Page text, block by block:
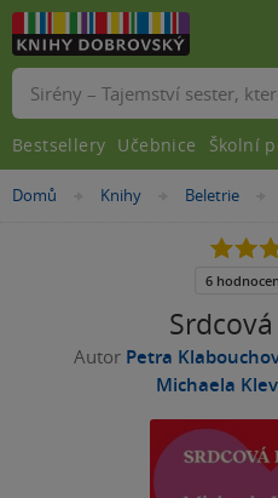
Nacházíte
Domů »
Knihy »
Beletrie
Autor Petra
Michaela
4.0
5
6
Vyhledávání
Bestsellery Učebnice Školní